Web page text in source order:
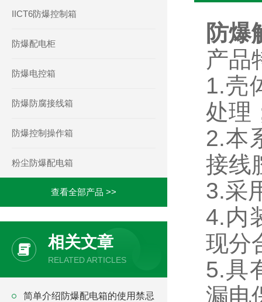
IICT6防爆控制箱
防爆配电柜
防爆电控箱
防爆防腐接线箱
防爆控制操作箱
粉尘防爆配电箱
查看全部产品 >>
相关文章
RELATED ARTICLES
简单介绍防爆配电箱的使用禁忌
防爆
产品
1.壳
处理
2.本
接线
3.采
4.内
现分
5.具
漏电